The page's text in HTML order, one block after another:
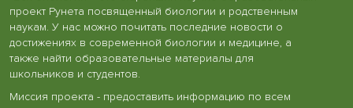
проект Рунета посвященный биологии и родственным
наукам. У нас можно почитать последние новости о
достижениях в современной биологии и медицине, а
также найти образовательные материалы для
школьников и студентов.
Миссия проекта - предоставить информацию по всем